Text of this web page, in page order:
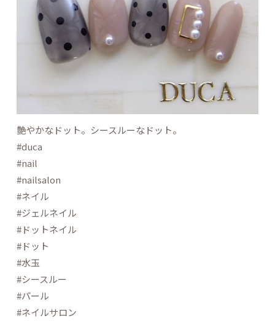
艶やかなドット。シースルーなドット。
#duca
#nail
#nailsalon
#ネイル
#ジェルネイル
#ドットネイル
#ドット
#水玉
#シースルー
#パール
#ネイルサロン